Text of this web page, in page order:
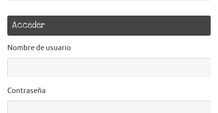
Acceder
Nombre de usuario
Contraseña